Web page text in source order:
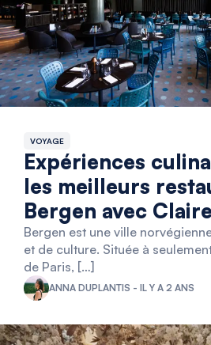
VOYAGE
Expériences
les meilleurs
Bergen avec
Bergen est une ville
et de culture. Située à
de Paris, […]
ANNA DUPLANTIS - IL Y A 2 ANS